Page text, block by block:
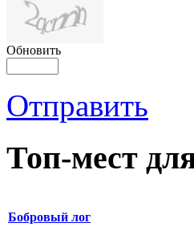
Обновить
Отправить
Топ-мест
Бобровый лог